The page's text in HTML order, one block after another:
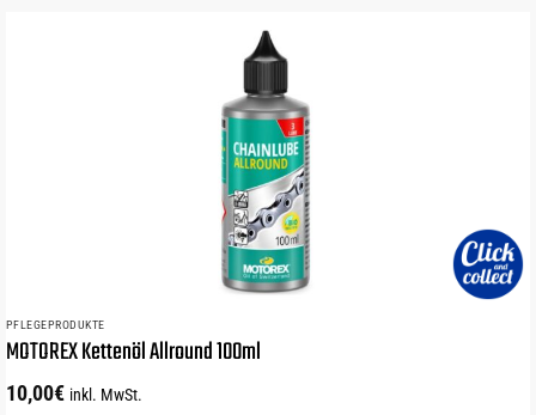
PFLEGEPRODUKTE
MOTOREX Kettenöl Allround 100ml
10,00€ inkl. MwSt.